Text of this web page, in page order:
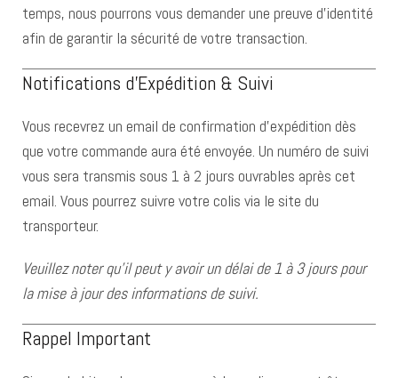
temps, nous pourrons vous demander une preuve d’identité
afin de garantir la sécurité de votre transaction.
Notifications d’Expédition & Suivi
Vous recevrez un email de confirmation d’expédition dès
que votre commande aura été envoyée. Un numéro de suivi
vous sera transmis sous 1 à 2 jours ouvrables après cet
email. Vous pourrez suivre votre colis via le site du
transporteur.
Veuillez noter qu’il peut y avoir un délai de 1 à 3 jours pour
la mise à jour des informations de suivi.
Rappel Important